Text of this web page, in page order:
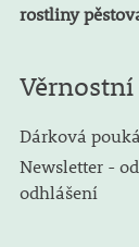
rostliny
Dárková
Newsletter -
odhlášení